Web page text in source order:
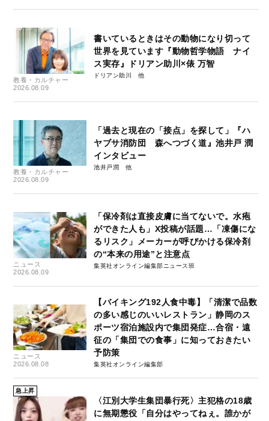
教養・カルチャー
2026.08.09
書いているときはその動物になり切って
世界を見ています『動物哲学物語 ナイ
ス実存』ドリアン助川×俵 万智
ドリアン助川
教養・カルチャー
2026.08.09
「過去と現在の「接点」を探して」『ハ
ヤブサ消防団 森へつづく道』池井戸 潤
インタビュー
池井戸潤
ニュース
2026.08.09
「保冷剤は直接皮膚に当てないで。水疱
ができた人も」X投稿が話題…「凍傷にな
るリスク」メーカーが呼びかける保冷剤
の“本来の用途”と注意点
集英社オンライン編集部ニュース班
ニュース
2026.08.08
【バイキング192人食中毒】「清潔で品数
の多い感じのいいレストラン」静岡のス
ポーツ宿泊施設内で集団発症…合宿・遠
征の「集団での食事」に知っておきたい
予防策
集英社オンライン編集部
急上昇
〈江別大学生集団暴行死〉主犯格の18歳
に無期懲役「自分はやってねぇ。誰かが